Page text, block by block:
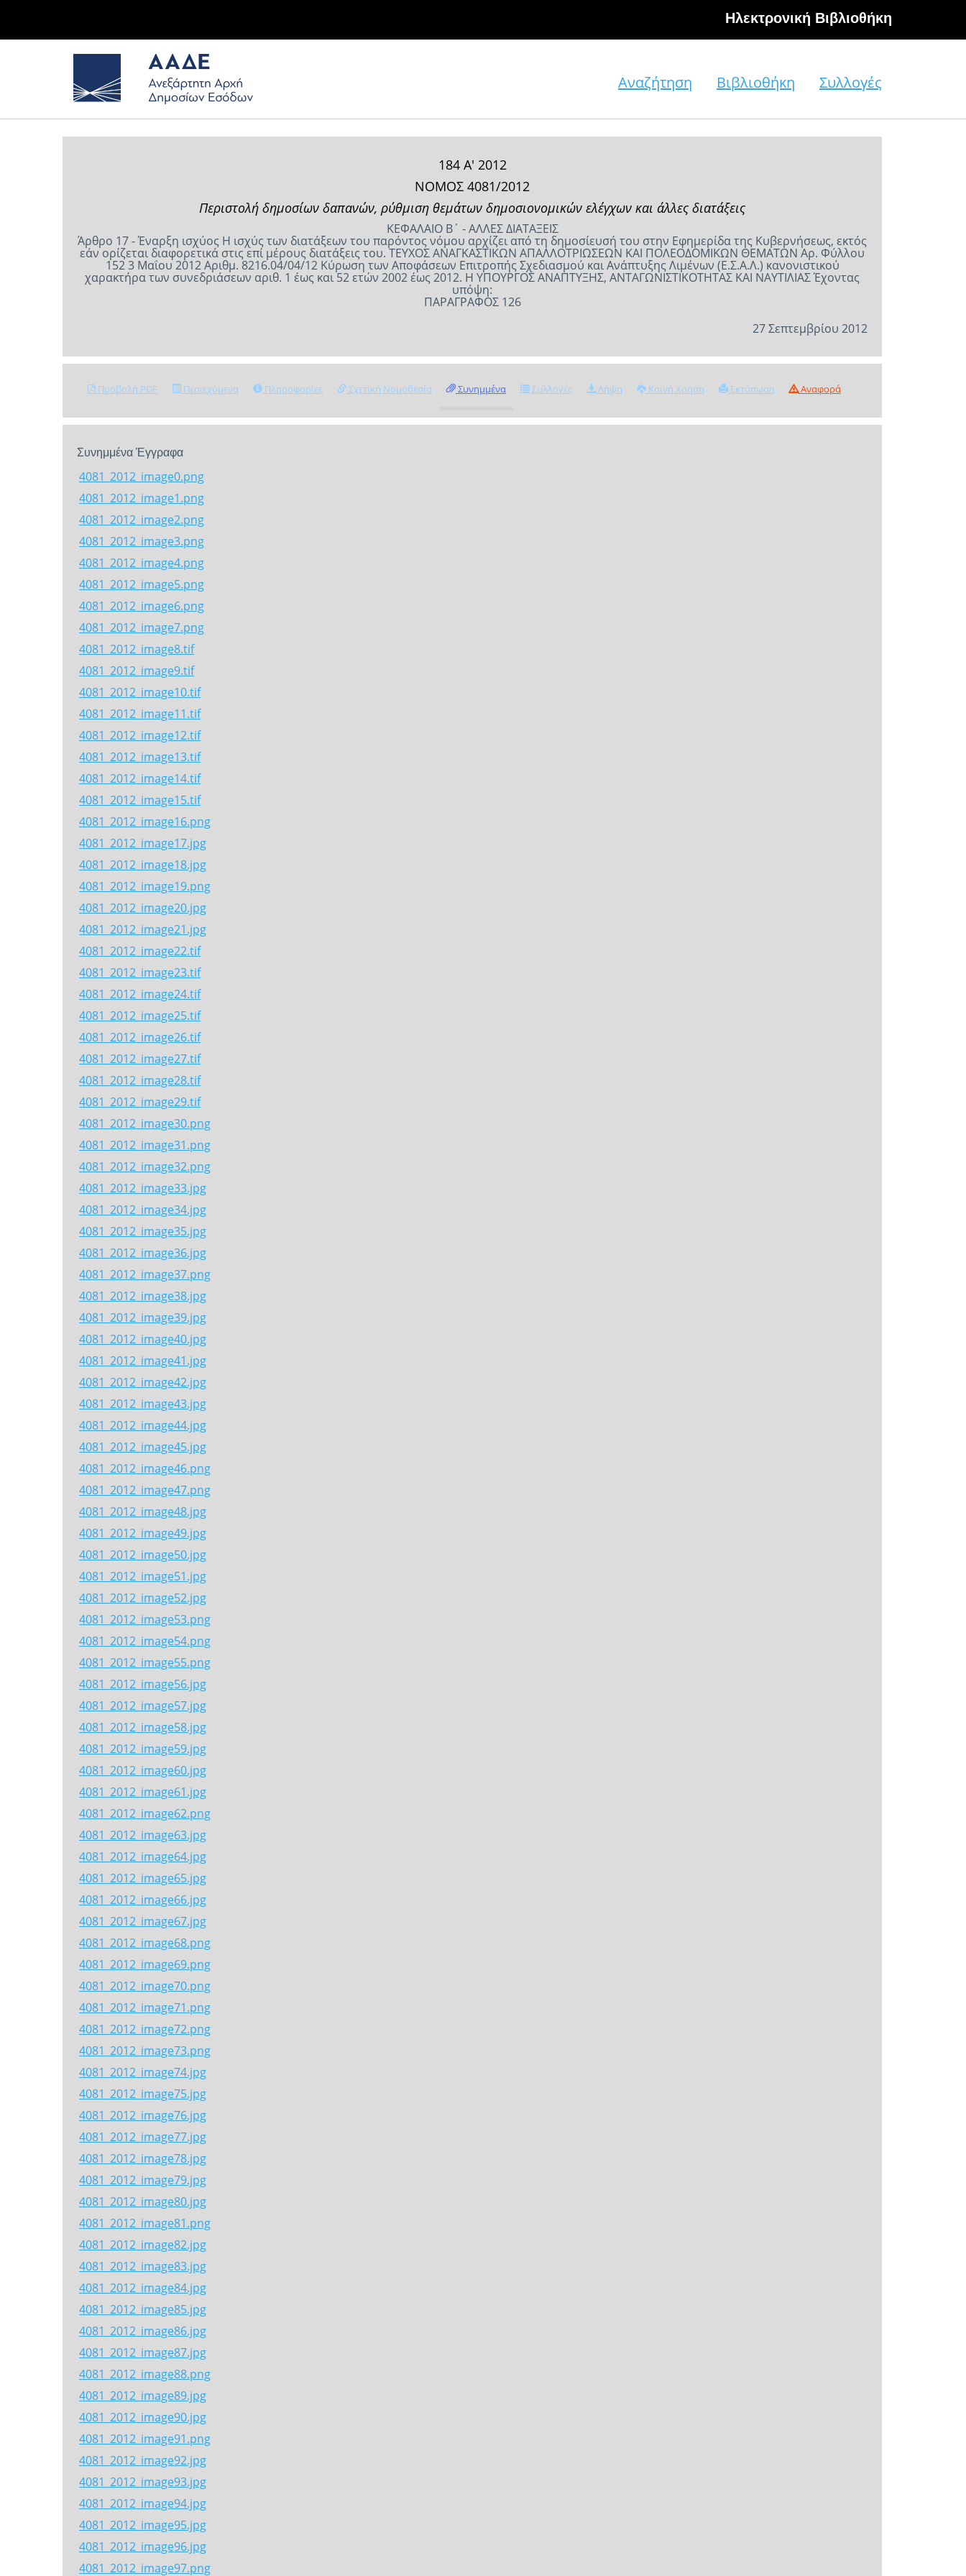
Hλεκτρονική Βιβλιοθήκη
Αναζήτηση Βιβλιοθήκη Συλλογές
184 Α' 2012
ΝΟΜΟΣ 4081/2012
Περιστολή δημοσίων δαπανών, ρύθμιση θεμάτων δημοσιονομικών ελέγχων και άλλες διατάξεις
ΚΕΦΑΛΑΙΟ Β΄ - ΑΛΛΕΣ ΔΙΑΤΑΞΕΙΣ
Άρθρο 17 - Έναρξη ισχύος Η ισχύς των διατάξεων του παρόντος νόμου αρχίζει από τη δημοσίευσή του στην Εφημερίδα της Κυβερνήσεως, εκτός
εάν ορίζεται διαφορετικά στις επί μέρους διατάξεις του. ΤΕΥΧΟΣ ΑΝAΓΚΑΣΤΙΚΩΝ ΑΠΑΛΛΟΤΡΙΩΣΕΩΝ ΚΑΙ ΠΟΛΕΟΔΟΜΙΚΩΝ ΘΕΜΑΤΩΝ Αρ. Φύλλου
152 3 Μαΐου 2012 Αριθμ. 8216.04/04/12 Κύρωση των Αποφάσεων Επιτροπής Σχεδιασμού και Ανάπτυξης Λιμένων (Ε.Σ.Α.Λ.) κανονιστικού
χαρακτήρα των συνεδριάσεων αριθ. 1 έως και 52 ετών 2002 έως 2012. Η ΥΠΟΥΡΓΟΣ ΑΝΑΠΤΥΞΗΣ, ΑΝΤΑΓΩΝΙΣΤΙΚΟΤΗΤΑΣ ΚΑΙ ΝΑΥΤΙΛΙΑΣ Έχοντας
υπόψη:
ΠΑΡΑΓΡΑΦΟΣ 126
27 Σεπτεμβρίου 2012
Προβολή PDF Περιεχόμενα Πληροφορίες Σχετική Νομοθεσία Συνημμένα Συλλογές Λήψη Κοινή Χρήση Εκτύπωση Αναφορά
Συνημμένα Έγγραφα
4081_2012_image0.png
4081_2012_image1.png
4081_2012_image2.png
4081_2012_image3.png
4081_2012_image4.png
4081_2012_image5.png
4081_2012_image6.png
4081_2012_image7.png
4081_2012_image8.tif
4081_2012_image9.tif
4081_2012_image10.tif
4081_2012_image11.tif
4081_2012_image12.tif
4081_2012_image13.tif
4081_2012_image14.tif
4081_2012_image15.tif
4081_2012_image16.png
4081_2012_image17.jpg
4081_2012_image18.jpg
4081_2012_image19.png
4081_2012_image20.jpg
4081_2012_image21.jpg
4081_2012_image22.tif
4081_2012_image23.tif
4081_2012_image24.tif
4081_2012_image25.tif
4081_2012_image26.tif
4081_2012_image27.tif
4081_2012_image28.tif
4081_2012_image29.tif
4081_2012_image30.png
4081_2012_image31.png
4081_2012_image32.png
4081_2012_image33.jpg
4081_2012_image34.jpg
4081_2012_image35.jpg
4081_2012_image36.jpg
4081_2012_image37.png
4081_2012_image38.jpg
4081_2012_image39.jpg
4081_2012_image40.jpg
4081_2012_image41.jpg
4081_2012_image42.jpg
4081_2012_image43.jpg
4081_2012_image44.jpg
4081_2012_image45.jpg
4081_2012_image46.png
4081_2012_image47.png
4081_2012_image48.jpg
4081_2012_image49.jpg
4081_2012_image50.jpg
4081_2012_image51.jpg
4081_2012_image52.jpg
4081_2012_image53.png
4081_2012_image54.png
4081_2012_image55.png
4081_2012_image56.jpg
4081_2012_image57.jpg
4081_2012_image58.jpg
4081_2012_image59.jpg
4081_2012_image60.jpg
4081_2012_image61.jpg
4081_2012_image62.png
4081_2012_image63.jpg
4081_2012_image64.jpg
4081_2012_image65.jpg
4081_2012_image66.jpg
4081_2012_image67.jpg
4081_2012_image68.png
4081_2012_image69.png
4081_2012_image70.png
4081_2012_image71.png
4081_2012_image72.png
4081_2012_image73.png
4081_2012_image74.jpg
4081_2012_image75.jpg
4081_2012_image76.jpg
4081_2012_image77.jpg
4081_2012_image78.jpg
4081_2012_image79.jpg
4081_2012_image80.jpg
4081_2012_image81.png
4081_2012_image82.jpg
4081_2012_image83.jpg
4081_2012_image84.jpg
4081_2012_image85.jpg
4081_2012_image86.jpg
4081_2012_image87.jpg
4081_2012_image88.png
4081_2012_image89.jpg
4081_2012_image90.jpg
4081_2012_image91.png
4081_2012_image92.jpg
4081_2012_image93.jpg
4081_2012_image94.jpg
4081_2012_image95.jpg
4081_2012_image96.jpg
4081_2012_image97.png